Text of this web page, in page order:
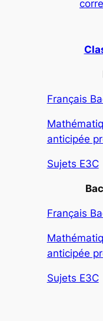
Français
anticipée
Sujets E3C
Bac
Français
anticipée
Sujets E3C